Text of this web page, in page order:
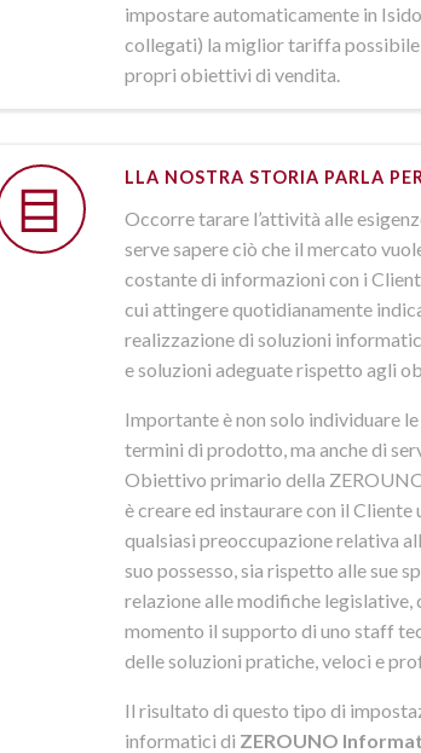
impostare automaticamente in
collegati) la miglior tariffa possibile
propri obiettivi di vendita.
LLA NOSTRA STORIA PARLA
Occorre tarare l’attività alle
serve sapere ciò che il mercato
costante di informazioni con i
cui attingere quotidianamente
realizzazione di soluzioni
e soluzioni adeguate rispetto agli
Importante è non solo individuare
termini di prodotto, ma anche di
Obiettivo primario della
è creare ed instaurare con il
qualsiasi preoccupazione relativa
suo possesso, sia rispetto alle sue
relazione alle modifiche legislative,
momento il supporto di uno staff
delle soluzioni pratiche, veloci e
Il risultato di questo tipo di
informatici di ZEROUNO